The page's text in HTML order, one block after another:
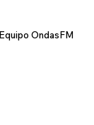
Equipo OndasFM